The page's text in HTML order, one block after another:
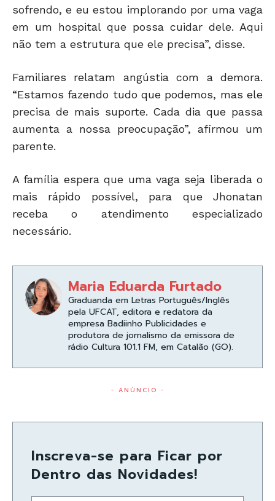
sofrendo, e eu estou implorando por uma vaga
em um hospital que possa cuidar dele. Aqui
não tem a estrutura que ele precisa”, disse.
Familiares relatam angústia com a demora.
“Estamos fazendo tudo que podemos, mas ele
precisa de mais suporte. Cada dia que passa
aumenta a nossa preocupação”, afirmou um
parente.
A família espera que uma vaga seja liberada o
mais rápido possível, para que Jhonatan
receba o atendimento especializado
necessário.
Maria Eduarda Furtado
Graduanda em Letras Português/Inglês
pela UFCAT, editora e redatora da
empresa Badiinho Publicidades e
produtora de jornalismo da emissora de
rádio Cultura 101.1 FM, em Catalão (GO).
- ANÚNCIO -
Inscreva-se para Ficar por
Dentro das Novidades!